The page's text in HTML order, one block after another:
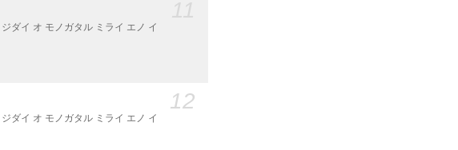
ダイ オ モノガタル ミライ エノ イ
12
ダイ オ モノガタル ミライ エノ イ